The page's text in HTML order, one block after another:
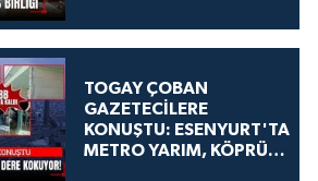
TOGAY ÇOBAN
GAZETECİLERE
KONUŞTU: ESENYURT'TA
METRO YARIM, KÖPRÜ